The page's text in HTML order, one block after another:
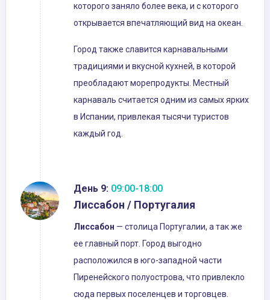
которого заняло более века, и с которого
открывается впечатляющий вид на океан.
Город также славится карнавальными
традициями и вкусной кухней, в которой
преобладают морепродукты. Местный
карнаваль считается одним из самых ярких
в Испании, привлекая тысячи туристов
каждый год.
День 9: 09:00-18:00
Лиссабон / Португалия
Лиссабон — столица Португалии, а так же
ее главный порт. Город выгодно
расположился в юго-западной части
Пиренейского полуострова, что привлекло
сюда первых поселенцев и торговцев.